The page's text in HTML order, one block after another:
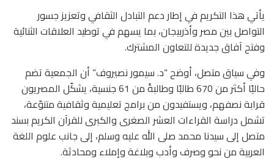
يأتي هذا التكريم في إطار دعم التبادل الثقافي وتعزيز جسور
التواصل بين مصر وأذربيجان، بما يسهم في توطيد العلاقات الثنائية
وفتح آفاق جديدة للتعاون المشترك.
وفي سياق متصل، أوضح “د. سيمور نصيروف” أن الجمعية تضم
حاليًا أكثر من 670 طالبًا وطالبةً من 61 جنسية، يشكّل المصريون
قرابة نصفهم، ويستفيدون من برامج تعليمية وثقافية متنوّعة،
تشمل دراسة القراءات العشر الصغرى والكبرى للقرآن الكريم بسند
متصل إلى سيدنا محمد صلى الله عليه وسلم، إلى جانب علوم اللغة
العربية من نحو وصرف وأدب وبلاغة وإملاء ومحادثة.